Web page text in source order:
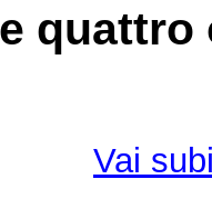
quattro
Vai